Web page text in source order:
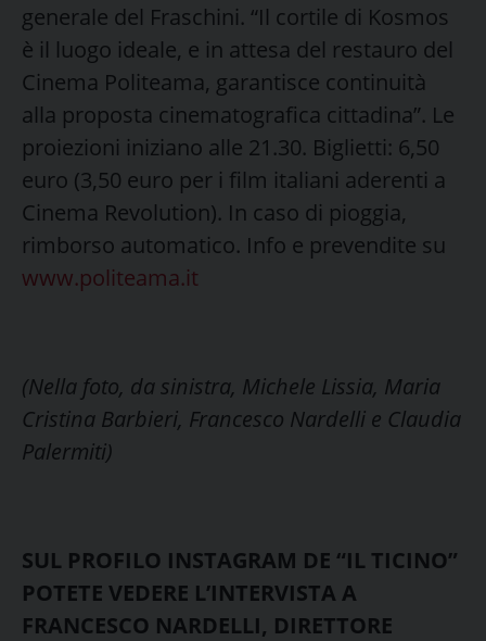
generale del Fraschini. “Il cortile di Kosmos
è il luogo ideale, e in attesa del restauro del
Cinema Politeama, garantisce continuità
alla proposta cinematografica cittadina”. Le
proiezioni iniziano alle 21.30. Biglietti: 6,50
euro (3,50 euro per i film italiani aderenti a
Cinema Revolution). In caso di pioggia,
rimborso automatico. Info e prevendite su
www.politeama.it
(Nella foto, da sinistra, Michele Lissia, Maria
Cristina Barbieri, Francesco Nardelli e Claudia
Palermiti)
SUL PROFILO INSTAGRAM DE “IL TICINO”
POTETE VEDERE L’INTERVISTA A
FRANCESCO NARDELLI, DIRETTORE